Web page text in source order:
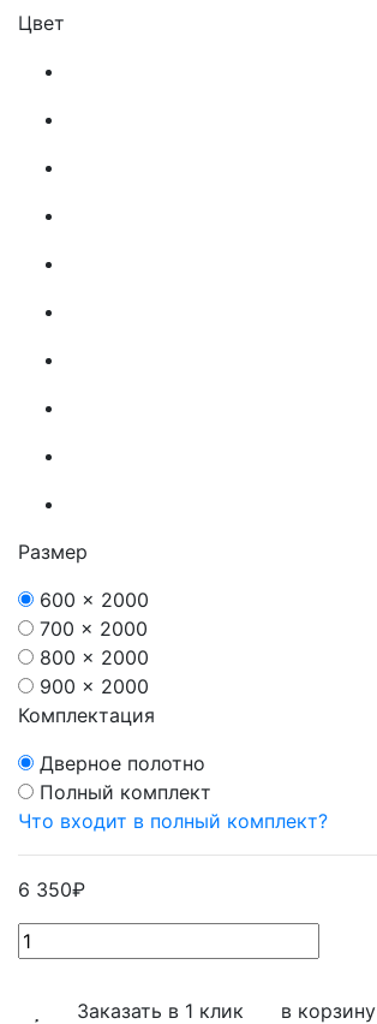
Цвет
Размер
600 x 2000
700 x 2000
800 x 2000
900 x 2000
Комплектация
Дверное полотно
Полный комплект
Что входит в полный комплект?
6 350₽
Заказать в 1 клик в корзину